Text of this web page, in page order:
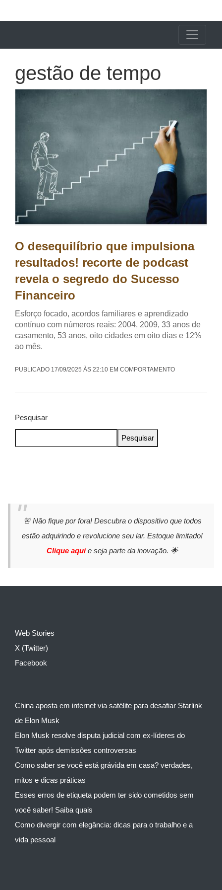
gestão de tempo
O desequilíbrio que impulsiona
resultados! recorte de podcast
revela o segredo do Sucesso
Financeiro
Esforço focado, acordos familiares e aprendizado
contínuo com números reais: 2004, 2009, 33 anos de
casamento, 53 anos, oito cidades em oito dias e 12%
ao mês.
PUBLICADO 17/09/2025 ÀS 22:10 EM COMPORTAMENTO
Pesquisar
Pesquisar
🚨 Não fique por fora! Descubra o dispositivo que todos
estão adquirindo e revolucione seu lar. Estoque limitado!
Clique aquie seja parte da inovação. 🌟
Web Stories
X (Twitter)
Facebook
China aposta em internet via satélite para desafiar Starlink
de Elon Musk
Elon Musk resolve disputa judicial com ex-líderes do
Twitter após demissões controversas
Como saber se você está grávida em casa? verdades,
mitos e dicas práticas
Esses erros de etiqueta podem ter sido cometidos sem
você saber! Saiba quais
Como divergir com elegância: dicas para o trabalho e a
vida pessoal